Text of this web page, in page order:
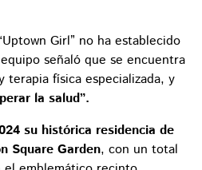
Girl” no ha establecido
señaló que se encuentra
física especializada, y
la salud”.
su histórica residencia de
Square Garden, con un total